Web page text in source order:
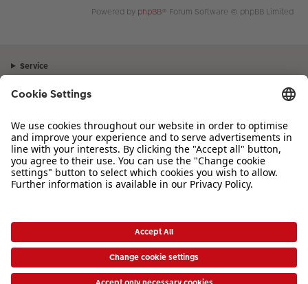
Powered by phpBB® Forum Software © phpBB Limited
Service
Sortiment
Inspiration
Bei Fragen zu Produkten oder der Bestellung können Sie uns gerne von
Montag bis Samstag von 8:00 – 20:00 Uhr und Sonntag von 10:00 –